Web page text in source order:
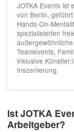
JOTKA Events ist
von Berlin,
Hands‑On-
spezialisierten
Teamevents,
inklusive
Inszenierung.
Ist JOTKA
Arbeitgeber?